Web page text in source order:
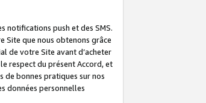
notifications push et des SMS.
Site que nous obtenons grâce
de votre Site avant d’acheter
respect du présent Accord, et
bonnes pratiques sur nos
données personnelles